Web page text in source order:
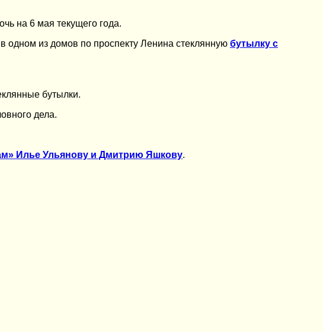
на 6 мая текущего года.
из домов по проспекту Ленина стеклянную бутылку с
бутылки.
дела.
Илье Ульянову и Дмитрию Яшкову.